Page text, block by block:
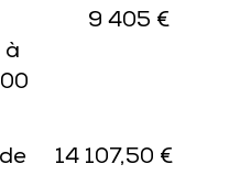
à
9 405 €
14 107,50 €